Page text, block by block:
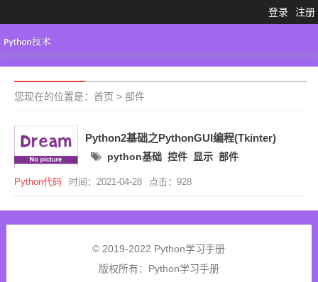
登录 注册
Python3.X 工具大全 Python代码
您现在的位置是： 首页 > 部件
Python2基础之PythonGUI编程(Tkinter)
python基础 控件 显示 部件
Python代码 时间：2021-04-28 点击：928
© 2019-2022 Python学习手册
版权所有： Python学习手册